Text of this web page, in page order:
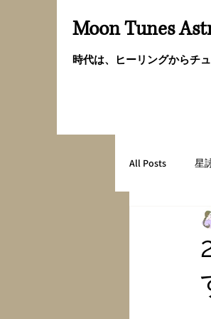
Moon Tunes
時代は、ヒーリングからチ
All Posts 星